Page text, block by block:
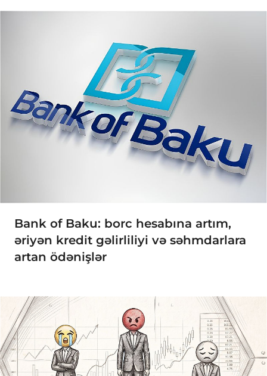
Bank of Baku: borc hesabına artım,
əriyən kredit gəlirliliyi və səhmdarlara
artan ödənişlər